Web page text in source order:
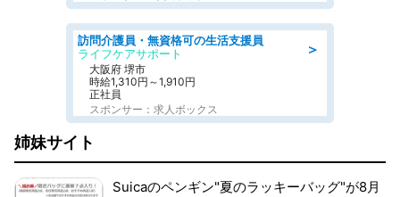
＞
訪問介護員・無資格可の生活支援員
ライフケアサポート
大阪府 堺市
時給1,310円～1,910円
正社員
スポンサー：求人ボックス
姉妹サイト
Suicaのペンギン"夏のラッキーバッグ"が8月